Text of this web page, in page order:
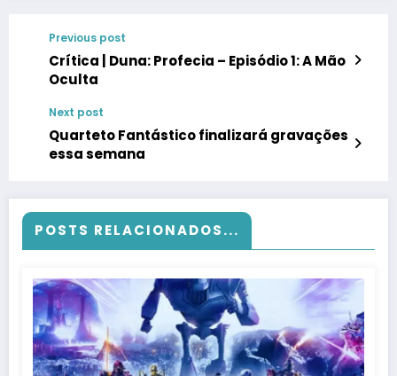
Previous post
Crítica | Duna: Profecia – Episódio 1: A Mão
Oculta
Next post
Quarteto Fantástico finalizará gravações
essa semana
POSTS RELACIONADOS...